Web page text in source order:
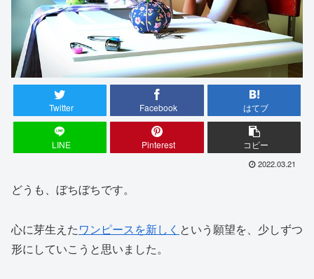
Twitter Facebook はてブ
LINE Pinterest コピー
2022.03.21
どうも、ぼちぼちです。
心に芽生えたワンピースを新しく という願望を、少しずつ
形にしていこうと思いました。